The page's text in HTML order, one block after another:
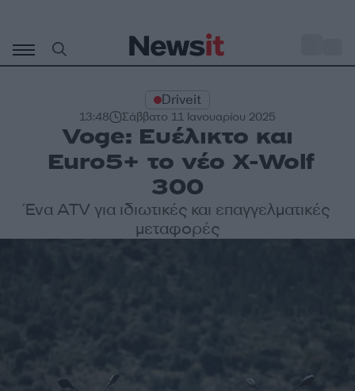
περιεχόμενο
Driveit
13:48 Σάββατο 11 Ιανουαρίου 2025
Voge: Ευέλικτο και
Euro5+ το νέο X-Wolf
300
Ένα ATV για ιδιωτικές και επαγγελματικές
μεταφορές